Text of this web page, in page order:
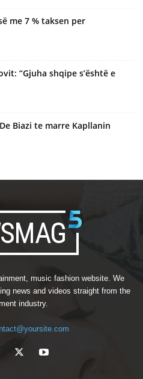
me 7 % taksen per
“Gjuha shqipe s’është e
Biazi te marre Kapllanin
music fashion website. We
news and videos straight from the
industry.